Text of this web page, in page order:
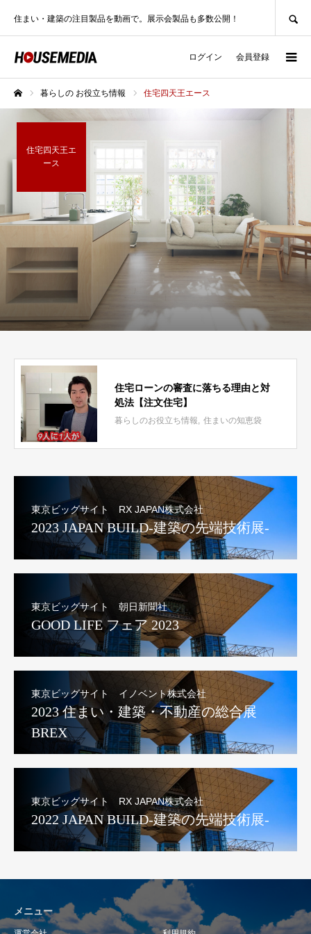
住まい・建築の注目製品を動画で。展示会製品も多数公開！
ログイン 会員登録
暮らしの お役立ち情報 住宅四天王エース
住宅四天王エ
ース
住宅ローンの審査に落ちる理由と対
処法【注文住宅】
暮らしのお役立ち情報 住まいの知恵袋
東京ビッグサイト RX JAPAN株式会社
2023 JAPAN BUILD-建築の先端技術展-
東京ビッグサイト 朝日新聞社
GOOD LIFE フェア 2023
東京ビッグサイト イノベント株式会社
2023 住まい・建築・不動産の総合展
BREX
東京ビッグサイト RX JAPAN株式会社
2022 JAPAN BUILD-建築の先端技術展-
メニュー